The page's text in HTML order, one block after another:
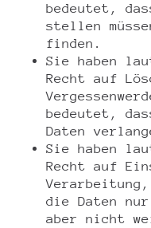
bedeutet,
stellen
finden.
Sie haben
Recht auf
bedeutet,
Daten
Sie haben
Recht auf
die Daten
aber nicht